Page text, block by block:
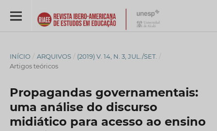
INÍCIO / ARQUIVOS / (2019) V. 14, N. 3, JUL./SET. /
Artigos teóricos
Propagandas governamentais:
uma análise do discurso
midiático para acesso ao ensino